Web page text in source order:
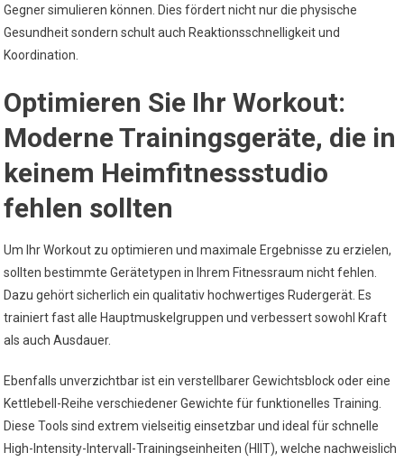
Gegner simulieren können. Dies fördert nicht nur die physische
Gesundheit sondern schult auch Reaktionsschnelligkeit und
Koordination.
Optimieren Sie Ihr Workout:
Moderne Trainingsgeräte, die in
keinem Heimfitnessstudio
fehlen sollten
Um Ihr Workout zu optimieren und maximale Ergebnisse zu erzielen,
sollten bestimmte Gerätetypen in Ihrem Fitnessraum nicht fehlen.
Dazu gehört sicherlich ein qualitativ hochwertiges Rudergerät. Es
trainiert fast alle Hauptmuskelgruppen und verbessert sowohl Kraft
als auch Ausdauer.
Ebenfalls unverzichtbar ist ein verstellbarer Gewichtsblock oder eine
Kettlebell-Reihe verschiedener Gewichte für funktionelles Training.
Diese Tools sind extrem vielseitig einsetzbar und ideal für schnelle
High-Intensity-Intervall-Trainingseinheiten (HIIT), welche nachweislich